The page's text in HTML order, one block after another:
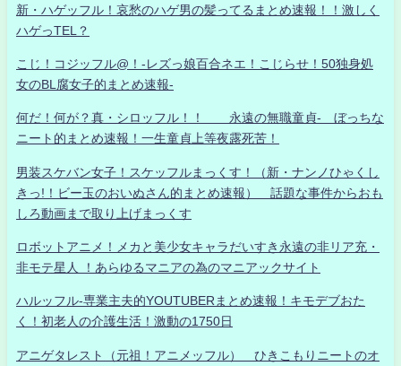
新・ハゲッフル！哀愁のハゲ男の髪ってるまとめ速報！！激しく
ハゲっTEL？
こじ！コジッフル@！-レズっ娘百合ネエ！こじらせ！50独身処
女のBL腐女子的まとめ速報-
何だ！何が？真・シロッフル！！ 永遠の無職童貞- ぼっちな
ニート的まとめ速報！一生童貞上等夜露死苦！
男装スケバン女子！スケッフルまっくす！（新・ナンノひゃくし
きっ!！ビー玉のおいぬさん的まとめ速報） 話題な事件からおも
しろ動画まで取り上げまっくす
ロボットアニメ！メカと美少女キャラだいすき永遠の非リア充・
非モテ星人 ！あらゆるマニアの為のマニアックサイト
ハルッフル-専業主夫的YOUTUBERまとめ速報！キモデブおた
く！初老人の介護生活！激動の1750日
アニゲタレスト（元祖！アニメッフル） ひきこもりニートのオ